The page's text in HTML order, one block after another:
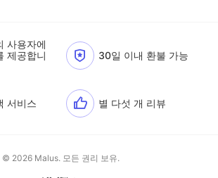
사용자에
제공합니
30일 이내 환불 가능
서비스 별 다섯 개 리뷰
© 2026 Malus. 모든 권리 보유.